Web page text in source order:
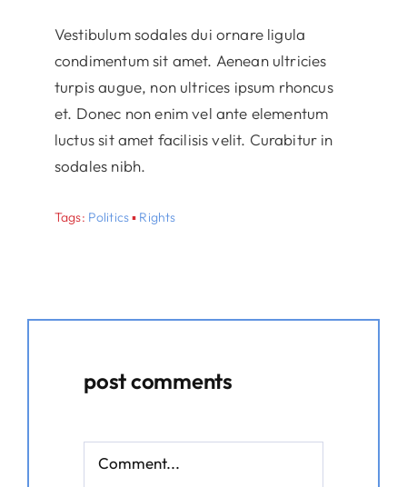
Vestibulum sodales dui ornare ligula
condimentum sit amet. Aenean ultricies
turpis augue, non ultrices ipsum rhoncus
et. Donec non enim vel ante elementum
luctus sit amet facilisis velit. Curabitur in
sodales nibh.
Tags: Politics▪ Rights
post comments
Comment